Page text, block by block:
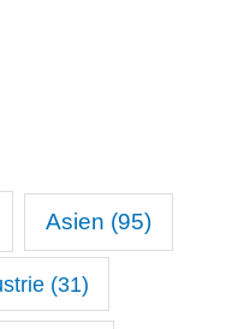
Asien (95)
(31)